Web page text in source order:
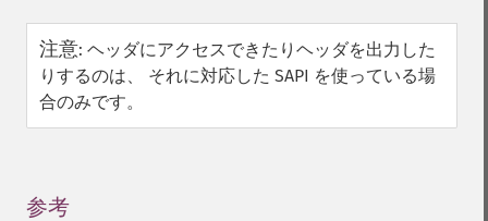
注意: ヘッダにアクセスできたりヘッダを出力した
りするのは、 それに対応した SAPI を使っている場
合のみです。
参考